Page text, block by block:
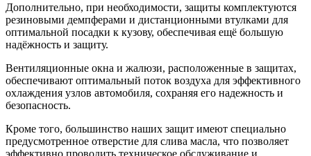
Дополнительно, при необходимости, защиты комплектуются
резиновыми демпферами и дистанционными втулками для
оптимальной посадки к кузову, обеспечивая ещё большую
надёжность и защиту.
Вентиляционные окна и жалюзи, расположенные в защитах,
обеспечивают оптимальный поток воздуха для эффективного
охлаждения узлов автомобиля, сохраняя его надежность и
безопасность.
Кроме того, большинство наших защит имеют специально
предусмотренное отверстие для слива масла, что позволяет